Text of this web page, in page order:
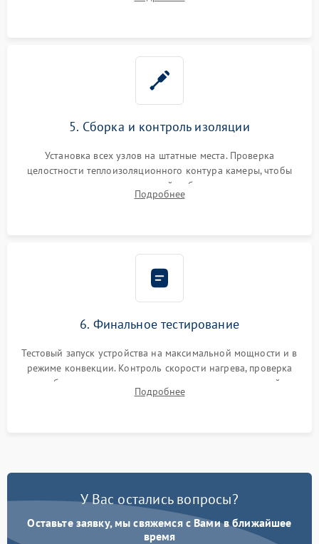
выгоревших реле, восстановление контактов и замена
5. Сборка и контроль изоляции
Установка всех узлов на штатные места. Проверка
целостности теплоизоляционного контура камеры, чтобы
исключить перегрев кухонной мебели и потерю тепла.
Надежная фиксация клемм и сборка корпуса шкафа.
Подробнее
6. Финальное тестирование
Тестовый запуск устройства на максимальной мощности и в
режиме конвекции. Контроль скорости нагрева, проверка
срабатывания термостата при достижении заданной
температуры и тест на отсутствие утечек тока.
Подробнее
У Вас остались вопросы?
Оставьте заявку, мы свяжемся с Вами в ближайшее
время